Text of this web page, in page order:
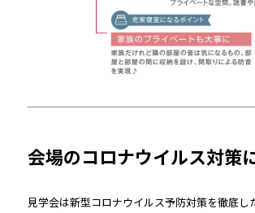
会場のコロナウイルス対策
見学会は新型コロナウイルス予防対策を徹底し